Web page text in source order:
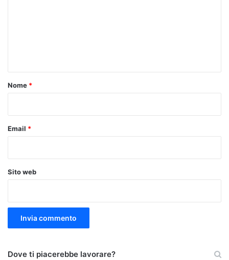
o
Nome *
Email *
Sito web
Dove ti piacerebbe lavorare?